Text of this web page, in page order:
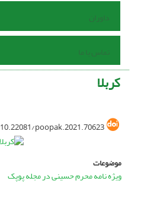
داوران
تماس با ما
کربلا
10.22081/poopak.2021.70623
موضوعات
ویژه نامه محرم حسینی در مجله پوپک